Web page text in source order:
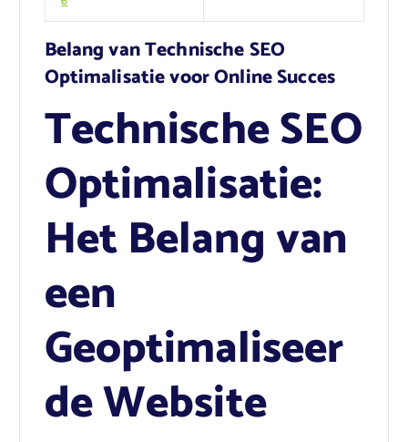
Belang van Technische SEO
Optimalisatie voor Online Succes
Technische SEO
Optimalisatie:
Het Belang van
een
Geoptimaliseer
de Website